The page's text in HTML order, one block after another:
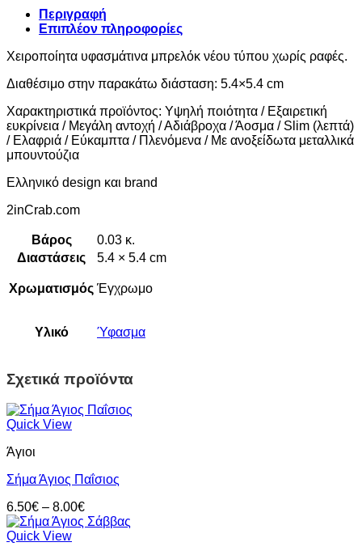
Περιγραφή
Επιπλέον πληροφορίες
Χειροποίητα υφασμάτινα μπρελόκ νέου τύπου χωρίς ραφές.
Διαθέσιμο στην παρακάτω διάσταση: 5.4×5.4 cm
Χαρακτηριστικά προϊόντος: Υψηλή ποιότητα / Εξαιρετική
ευκρίνεια / Μεγάλη αντοχή / Αδιάβροχα / Άοσμα / Slim (λεπτά)
/ Ελαφριά / Εύκαμπτα / Πλενόμενα / Με ανοξείδωτα μεταλλικά
μπουντούζια
Ελληνικό design και brand
2inCrab.com
Βάρος
0.03 κ.
Διαστάσεις
5.4 × 5.4 cm
Χρωματισμός Έγχρωμο
Υλικό Ύφασμα
Σχετικά προϊόντα
Quick View
Άγιοι
Σήμα Άγιος Παΐσιος
6.50€ – 8.00€Price
range:
Quick View